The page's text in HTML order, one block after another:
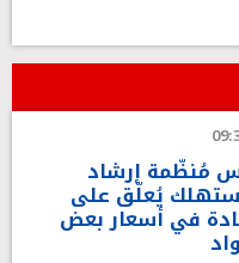
مُنظّمة إرشاد
يُعلّق على
في أسعار بعض